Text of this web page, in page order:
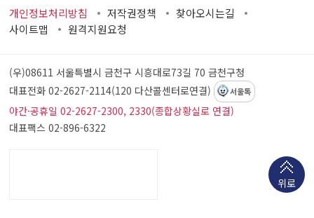
개인정보처리방침 저작권정책
찾아오시는길
사이트맵
원격지원요청
위로
(우)08611 서울특별시 금천구 시흥대로73길 70금천구청
대표전화 02-2627-2114(120 다산콜센터로연결)
서울톡
야간·공휴일 02-2627-2300, 2330(종합상황실로 연결)
대표팩스 02-896-6322